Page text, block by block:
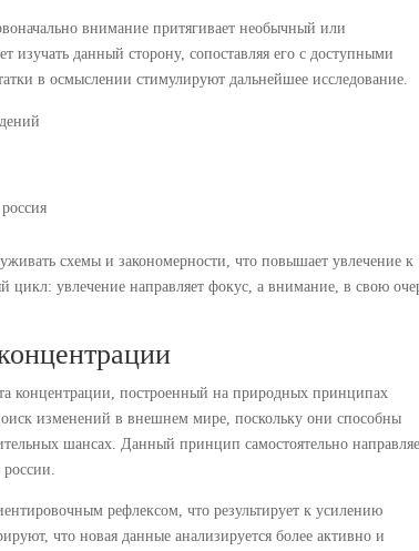
внимание притягивает необычный или
изучать данный сторону, сопоставляя его с доступными
в осмыслении стимулируют дальнейшее исследование.
схемы и закономерности, что повышает увлечение к
увлечение направляет фокус, а внимание, в свою
концентрации, построенный на природных принципах
изменений в внешнем мире, поскольку они способны
шансах. Данный принцип самостоятельно
рефлексом, что результирует к усилению
что новая данные анализируется более активно и